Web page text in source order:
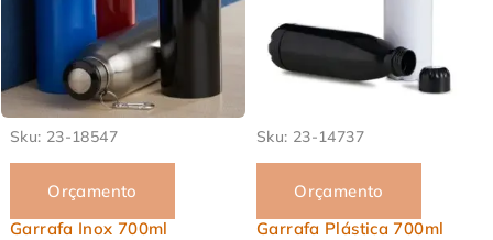
Sku: 23-18547
Orçamento
Garrafa Inox 700ml
Sku: 23-14737
Orçamento
Garrafa Plástica 700ml